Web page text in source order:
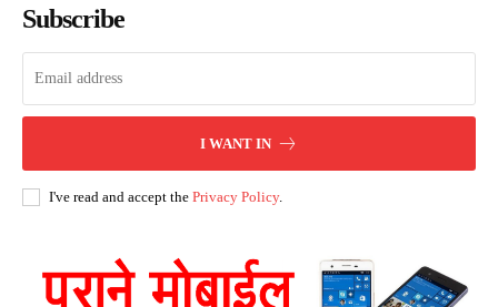
Subscribe
I WANT IN
I've read and accept the Privacy Policy.